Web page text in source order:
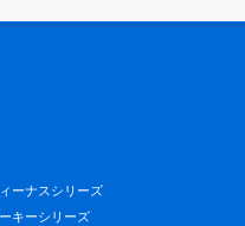
ーナスシリーズ
キーシリーズ